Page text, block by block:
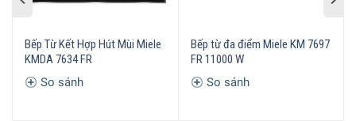
hoặc tắt bếp, quạt hút mùi sẽ được tự động điều chỉnh cho
phòng bếp luôn dễ chịu.
Bếp Từ Kết Hợp Hút Mùi Miele
KMDA 7634 FR
So sánh
Bếp từ đa điểm Miele KM 7697
FR 11000 W
So sánh